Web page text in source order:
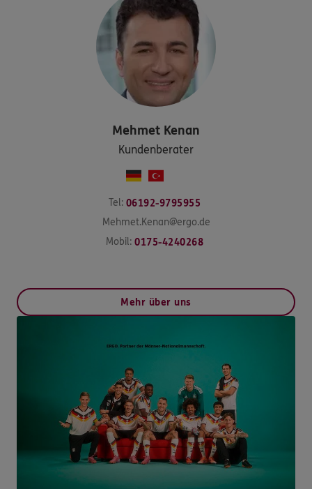
Mehmet Kenan
Kundenberater
Tel: 06192-9795955
Mehmet.Kenan@ergo.de
Mobil: 0175-4240268
Mehr über uns